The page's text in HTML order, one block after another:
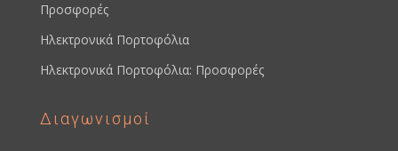
Προσφορές
Ηλεκτρονικά Πορτοφόλια
Ηλεκτρονικά Πορτοφόλια: Προσφορές
Διαγωνισμοί